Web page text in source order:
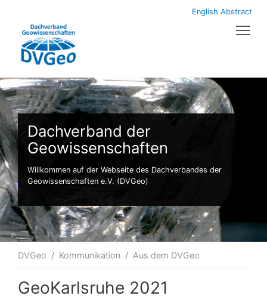
English Abstract
Dachverband der
Geowissenschaften
Willkommen auf der Webseite des Dachverbandes der
Geowissenschaften e.V. (DVGeo)
DVGeo Kommunikation Aus dem DVGeo
GeoKarlsruhe 2021